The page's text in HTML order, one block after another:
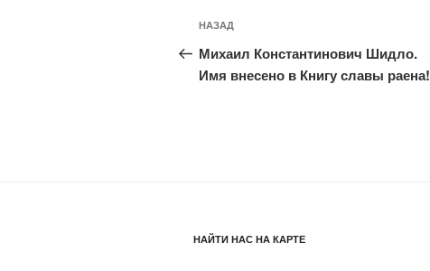
Навигация
по
записям
Предыдущая
запись:
НАЗАД
Михаил Константинович Шидло.
Имя внесено в Книгу славы раена!
НАЙТИ НАС НА КАРТЕ